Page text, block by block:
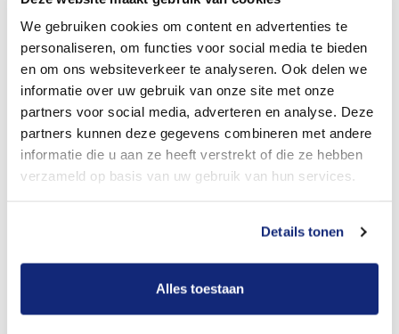
We gebruiken cookies om content en advertenties te
personaliseren, om functies voor social media te bieden
en om ons websiteverkeer te analyseren. Ook delen we
informatie over uw gebruik van onze site met onze
partners voor social media, adverteren en analyse. Deze
partners kunnen deze gegevens combineren met andere
informatie die u aan ze heeft verstrekt of die ze hebben
verzameld op basis van uw gebruik van hun services.
Details tonen
Alles toestaan
Bekijk tarieven voor crematie